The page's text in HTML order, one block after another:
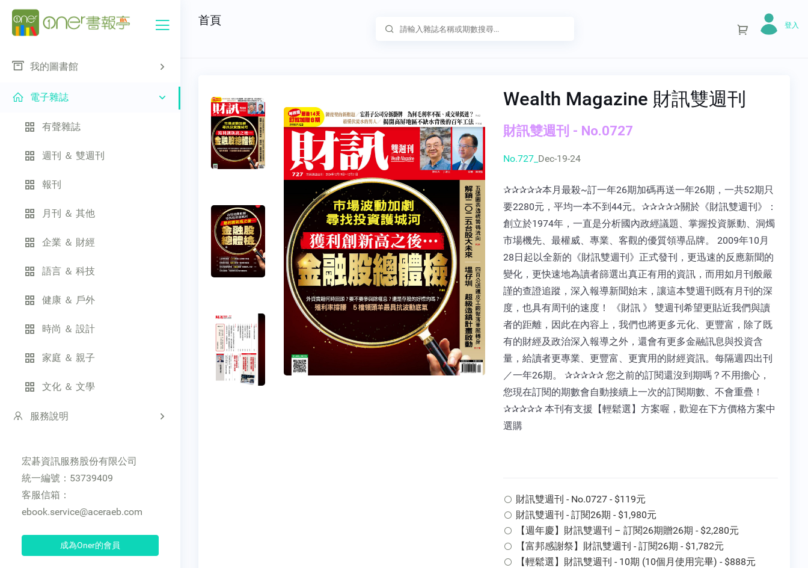
我的圖書館
電子雜誌
有聲雜誌
週刊 ＆ 雙週刊
報刊
月刊 ＆ 其他
企業 ＆ 財經
語言 ＆ 科技
健康 ＆ 戶外
時尚 ＆ 設計
家庭 ＆ 親子
文化 ＆ 文學
服務說明
宏碁資訊服務股份有限公司
統一編號：53739409
客服信箱：
ebook.service@aceraeb.com
成為Oner的會員
首頁 登入
Wealth Magazine 財訊雙週刊
財訊雙週刊 - No.0727
No.727_ Dec-19-24
✰✰✰✰✰本月最殺~訂一年26期加碼再送一年26期，一共52期只
要2280元，平均一本不到44元。✰✰✰✰✰關於《財訊雙週刊》：
創立於1974年，一直是分析國內政經議題、掌握投資脈動、洞燭
市場機先、最權威、專業、客觀的優質領導品牌。 2009年10月
28日起以全新的《財訊雙週刊》正式發刊，更迅速的反應新聞的
變化，更快速地為讀者篩選出真正有用的資訊，而用如月刊般嚴
謹的查證追蹤，深入報導新聞始末，讓這本雙週刊既有月刊的深
度，也具有周刊的速度！ 《財訊 》 雙週刊希望更貼近我們與讀
者的距離，因此在內容上，我們也將更多元化、更豐富，除了既
有的財經及政治深入報導之外，還會有更多金融訊息與投資含
量，給讀者更專業、更豐富、更實用的財經資訊。每隔週四出刊
／一年26期。 ✰✰✰✰✰ 您之前的訂閱還沒到期嗎？不用擔心，
您現在訂閱的期數會自動接續上一次的訂閱期數、不會重疊！
✰✰✰✰✰ 本刊有支援【輕鬆選】方案喔，歡迎在下方價格方案中
選購
財訊雙週刊 - No.0727 - $119元
財訊雙週刊 - 訂閱26期 - $1,980元
【週年慶】財訊雙週刊 – 訂閱26期贈26期 - $2,280元
【富邦感謝祭】財訊雙週刊 - 訂閱26期 - $1,782元
【輕鬆選】財訊雙週刊 - 10期 (10個月使用完畢) - $888元